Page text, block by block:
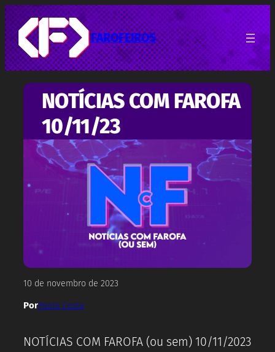
Pular
para
o
conteúdo
FAROFEIROS
NOTÍCIAS COM FAROFA
10/11/23
10 de novembro de 2023
PorPaola Costa
NOTÍCIAS COM FAROFA (ou sem) 10/11/2023